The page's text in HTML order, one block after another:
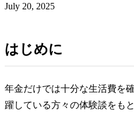
July 20, 2025
はじめに
年金だけでは十分な生活費を
躍している方々の体験談をも